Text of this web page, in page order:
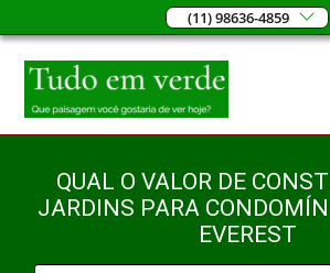
(11) 98636-4859
QUAL O VALOR DE
JARDINS PARA
EVEREST